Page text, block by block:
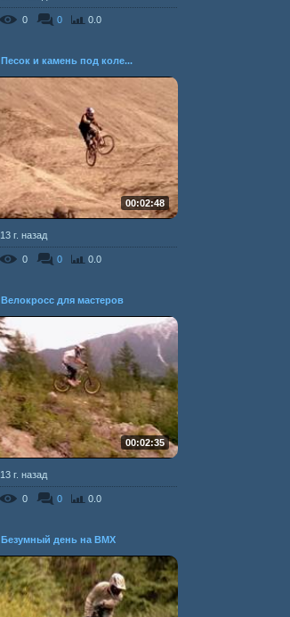
0 0 0.0
Песок и камень под коле...
00:02:48
13 г. назад
0 0 0.0
Велокросс для мастеров
00:02:35
13 г. назад
0 0 0.0
Безумный день на BMX